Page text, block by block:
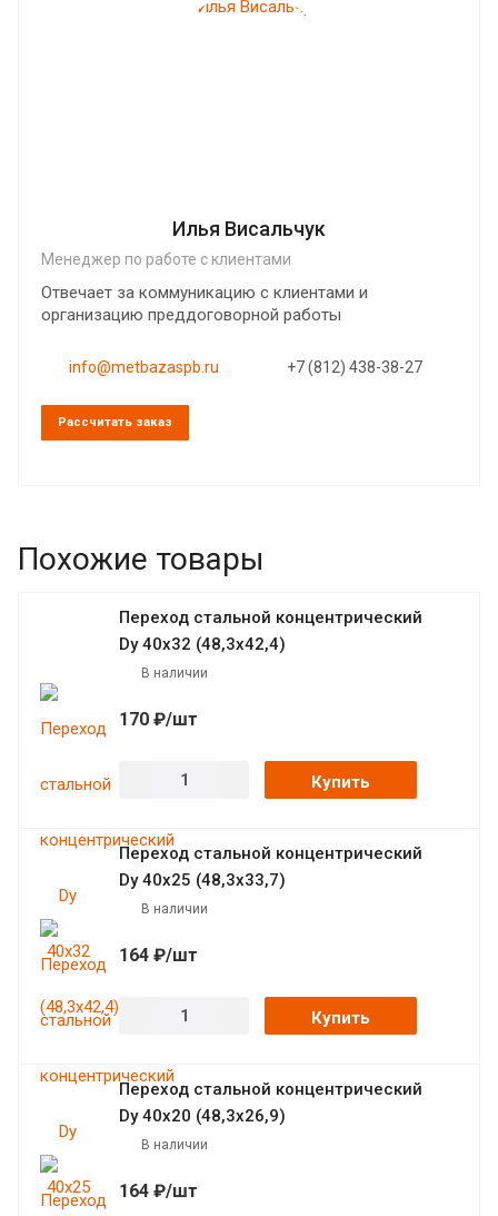
Илья Висальчук
Менеджер по работе с клиентами
Отвечает за коммуникацию с клиентами и
организацию преддоговорной работы
info@metbazaspb.ru +7 (812) 438-38-27
Рассчитать заказ
Похожие товары
Переход стальной концентрический
Dy 40х32 (48,3х42,4)
В наличии
170 ₽/шт
Купить
Переход стальной концентрический
Dy 40х25 (48,3х33,7)
В наличии
164 ₽/шт
Купить
Переход стальной концентрический
Dy 40х20 (48,3х26,9)
В наличии
164 ₽/шт